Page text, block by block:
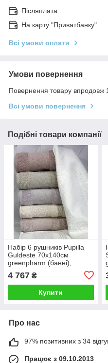
Післяплата
На карту "Приватбанку"
Всі умови оплати
Умови повернення
Повернення товару впродовж
Всі умови повернення
Подібні товари компанії
Набір 6 рушників Pupilla
Guldeste 70х140см
greenpharm (банні),
4 767 ₴
Купити
Про нас
97% позитивних з 34
Працює з 09.10.2013